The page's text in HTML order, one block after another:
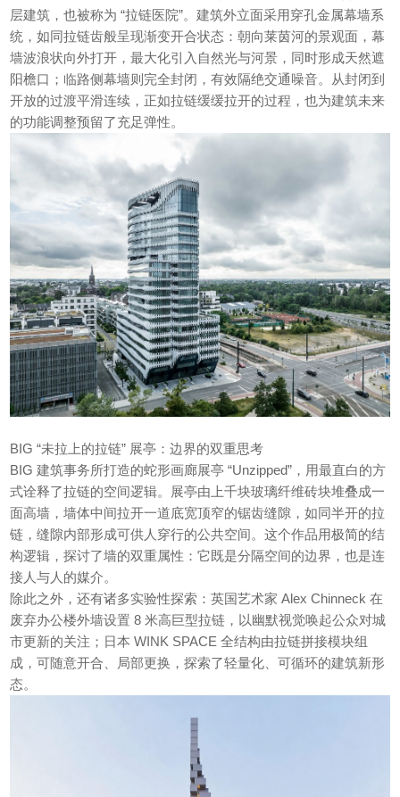
层建筑，也被称为 “拉链医院”。建筑外立面采用穿孔金属幕墙系
统，如同拉链齿般呈现渐变开合状态：朝向莱茵河的景观面，幕
墙波浪状向外打开，最大化引入自然光与河景，同时形成天然遮
阳檐口；临路侧幕墙则完全封闭，有效隔绝交通噪音。从封闭到
开放的过渡平滑连续，正如拉链缓缓拉开的过程，也为建筑未来
的功能调整预留了充足弹性。
BIG “未拉上的拉链” 展亭：边界的双重思考
BIG 建筑事务所打造的蛇形画廊展亭 “Unzipped”，用最直白的方
式诠释了拉链的空间逻辑。展亭由上千块玻璃纤维砖块堆叠成一
面高墙，墙体中间拉开一道底宽顶窄的锯齿缝隙，如同半开的拉
链，缝隙内部形成可供人穿行的公共空间。这个作品用极简的结
构逻辑，探讨了墙的双重属性：它既是分隔空间的边界，也是连
接人与人的媒介。
除此之外，还有诸多实验性探索：英国艺术家Alex Chinneck 在
废弃办公楼外墙设置 8 米高巨型拉链，以幽默视觉唤起公众对城
市更新的关注；日本 WINK SPACE 全结构由拉链拼接模块组
成，可随意开合、局部更换，探索了轻量化、可循环的建筑新形
态。